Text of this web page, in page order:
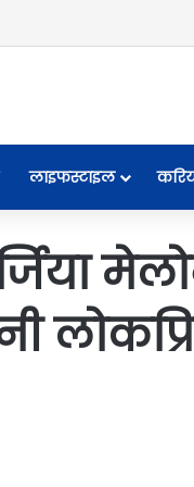
लाइफस्टाइल